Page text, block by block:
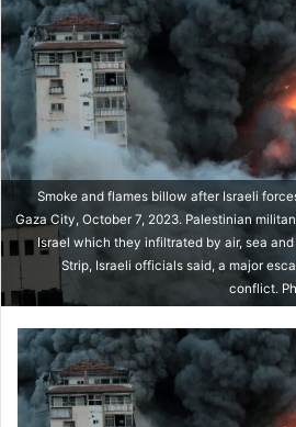
Smoke and flames billow after Israeli
Gaza City, October 7, 2023. Palestinian
Israel which they infiltrated by air, sea
Strip, Israeli officials said, a major
conflict.